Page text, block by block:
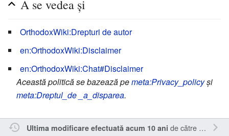
A se vedea și
OrthodoxWiki:Drepturi de autor
en:OrthodoxWiki:Disclaimer
en:OrthodoxWiki:Chat#Disclaimer
Această politică se bazează pemeta:Privacy_policyși
meta:Dreptul_de _a_disparea.
Ultima modificare efectuată acum 10 ani de către Oql